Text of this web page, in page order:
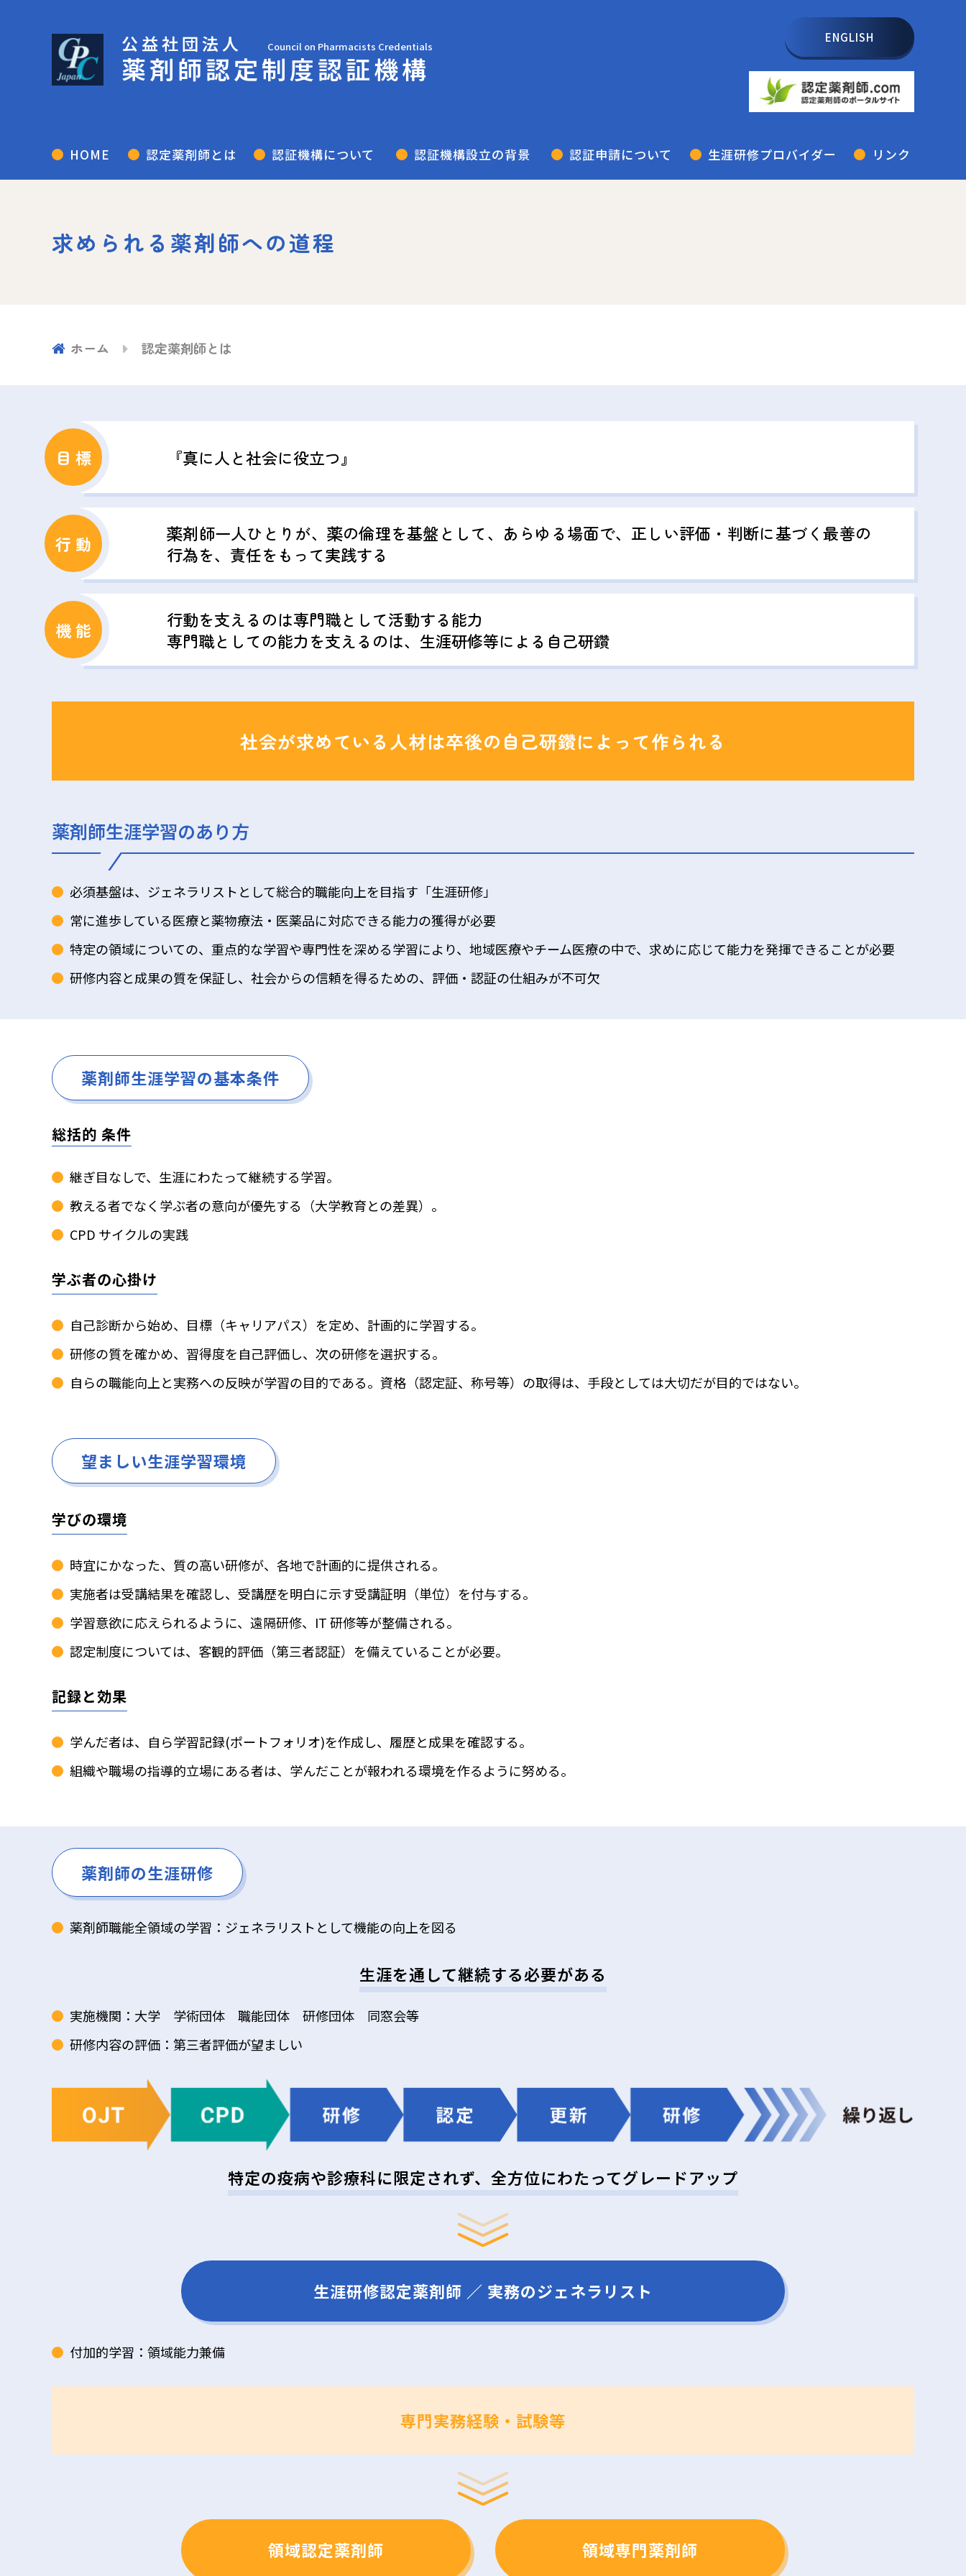
公益社団法人 Council on Pharmacists Credentials
薬剤師認定制度認証機構
ENGLISH
HOME 認定薬剤師とは 認証機構について 認証機構設立の背景 認証申請について 生涯研修プロバイダー リンク
求められる薬剤師への道程
ホーム 認定薬剤師とは
目 標 『真に人と社会に役立つ』
行 動
薬剤師一人ひとりが、薬の倫理を基盤として、あらゆる場面で、正しい評価・判断に基づく最善の
行為を、責任をもって実践する
機 能
行動を支えるのは専門職として活動する能力
専門職としての能力を支えるのは、生涯研修等による自己研鑽
社会が求めている人材は卒後の自己研鑽によって作られる
薬剤師生涯学習のあり方
必須基盤は、ジェネラリストとして総合的職能向上を目指す「生涯研修」
常に進歩している医療と薬物療法・医薬品に対応できる能力の獲得が必要
特定の領域についての、重点的な学習や専門性を深める学習により、地域医療やチーム医療の中で、求めに応じて能力を発揮できることが必要
研修内容と成果の質を保証し、社会からの信頼を得るための、評価・認証の仕組みが不可欠
薬剤師生涯学習の基本条件
総括的 条件
継ぎ目なしで、生涯にわたって継続する学習。
教える者でなく学ぶ者の意向が優先する（大学教育との差異）。
CPD サイクルの実践
学ぶ者の心掛け
自己診断から始め、目標（キャリアパス）を定め、計画的に学習する。
研修の質を確かめ、習得度を自己評価し、次の研修を選択する。
自らの職能向上と実務への反映が学習の目的である。資格（認定証、称号等）の取得は、手段としては大切だが目的ではない。
望ましい生涯学習環境
学びの環境
時宜にかなった、質の高い研修が、各地で計画的に提供される。
実施者は受講結果を確認し、受講歴を明白に示す受講証明（単位）を付与する。
学習意欲に応えられるように、遠隔研修、IT 研修等が整備される。
認定制度については、客観的評価（第三者認証）を備えていることが必要。
記録と効果
学んだ者は、自ら学習記録(ポートフォリオ)を作成し、履歴と成果を確認する。
組織や職場の指導的立場にある者は、学んだことが報われる環境を作るように努める。
薬剤師の生涯研修
薬剤師職能全領域の学習：ジェネラリストとして機能の向上を図る
生涯を通して継続する必要がある
実施機関：大学 学術団体 職能団体 研修団体 同窓会等
研修内容の評価：第三者評価が望ましい
特定の疫病や診療科に限定されず、全方位にわたってグレードアップ
生涯研修認定薬剤師 ／ 実務のジェネラリスト
付加的学習：領域能力兼備
専門実務経験・試験等
領域認定薬剤師 領域専門薬剤師